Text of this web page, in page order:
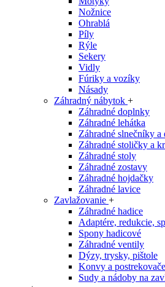
Nožnice
Ohrablá
Píly
Rýle
Sekery
Vidly
Fúriky a vozíky
Násady
Záhradný nábytok +
Záhradné doplnky
Záhradné lehátka
Záhradné slnečníky
Záhradné stoličky a
Záhradné stoly
Záhradné zostavy
Záhradné hojdačky
Záhradné lavice
Zavlažovanie +
Záhradné hadice
Adaptére, redukcie,
Spony hadicové
Záhradné ventily
Dýzy, trysky, pištole
Konvy a postrekovače
Sudy a nádoby na